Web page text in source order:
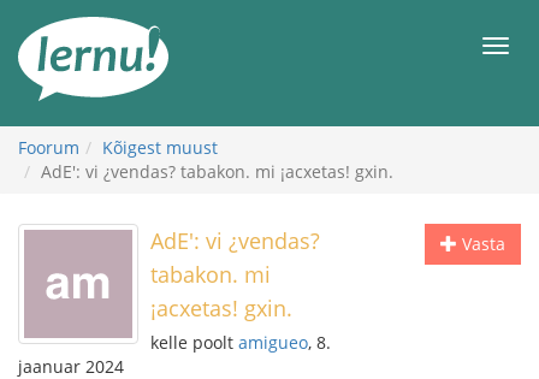
juurde
Foorum
Kõigest muust
AdE': vi ¿vendas? tabakon. mi ¡acxetas! gxin.
Vasta
AdE': vi ¿vendas?
tabakon. mi
¡acxetas! gxin.
kelle poolt amigueo, 8.
jaanuar 2024